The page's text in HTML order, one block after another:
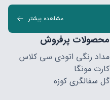
مشاهده بیشتر
محصولات پرفروش
مداد رنگی اتودی سی کلاس
کارت مونگا
گل سفالگری کوزه